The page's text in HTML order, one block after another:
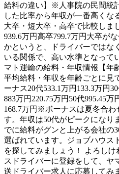
給料の違い】※人事院の民間統
した比率から年収が一番高くな
大卒・短大卒・高卒で比較しま
939.6万円高卒799.7万円大卒が
かというと、ドライバーではな
いる関係で、高い水準となって
マト運輸の給料・年収情報【年
平均給料・年収を年齢ごとに見
ーナス20代533.1万円133.3万円
883万円220.75万円50代995.45万
168.7万円※ボーナスは夏冬合わ
す。年収は50代がピークになり
でに給料がグンと上がる会社の
選ばれています。ジョブハウス
を探してみましょう！ よろし
スドライバーに登録をして、ヤ
送ドライバー求人に応募して